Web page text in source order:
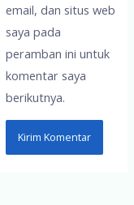
email, dan situs web
saya pada
peramban ini untuk
komentar saya
berikutnya.